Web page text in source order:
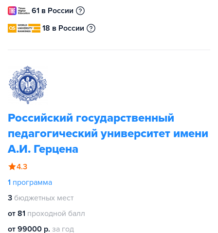
61 в России
18 в России
Российский государственный
педагогический университет имени
А.И. Герцена
4.3
1 программа
3 бюджетных мест
от 81 проходной балл
от 99000 р. за год